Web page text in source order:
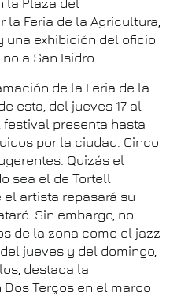
la Feria de la Agricultura,
una exhibición del oficio
a San Isidro.
de la Feria de la
esta, del jueves 17 al
presenta hasta
por la ciudad. Cinco
Quizás el
sea el de Tortell
artista repasará su
Sin embargo, no
de la zona como el jazz
jueves y del domingo,
destaca la
Terços en el marco